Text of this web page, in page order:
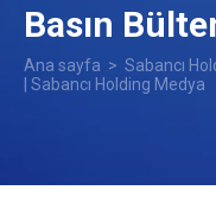
Basın
Ana sayfa > Sabancı
| Sabancı Holding Medya